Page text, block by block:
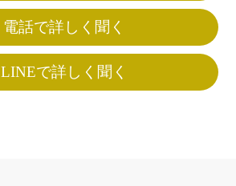
電話で詳しく聞く
LINEで詳しく聞く